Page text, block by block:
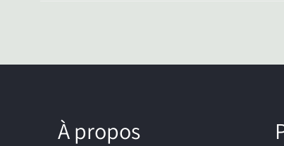
À propos